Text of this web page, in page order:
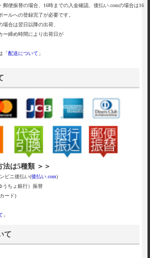
便振替の場合、16時までの入金確認、後払い.comの場合は16
ルへの登録完了が必要です。
合は翌日以降の出荷、
ー締め時間により出荷日が
「配送について 」
法は5種類 ＞＞
ビニ後払い(後払い.com)
うちょ銀行）振替
ード)
」
て